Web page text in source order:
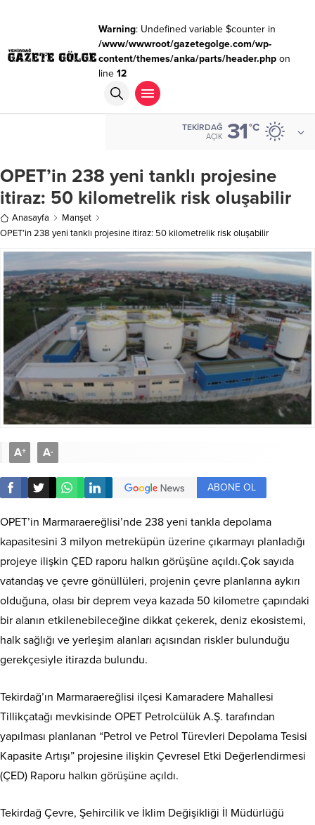
Warning: Undefined variable $counter in
/www/wwwroot/gazetegolge.com/wp-
content/themes/anka/parts/header.phpon
line 12
TEKIRDAĞ
AÇIK 31°C
OPET’in 238 yeni tanklı projesine
itiraz: 50 kilometrelik risk oluşabilir
Anasayfa
Manşet
OPET’in 238 yeni tanklı projesine itiraz: 50 kilometrelik risk oluşabilir
A+ A-
ABONE OL
OPET’in Marmaraereğlisi’nde 238 yeni tankla depolama
kapasitesini 3 milyon metreküpün üzerine çıkarmayı planladığı
projeye ilişkin ÇED raporu halkın görüşüne açıldı.Çok sayıda
vatandaş ve çevre gönüllüleri, projenin çevre planlarına aykırı
olduğuna, olası bir deprem veya kazada 50 kilometre çapındaki
bir alanın etkilenebileceğine dikkat çekerek, deniz ekosistemi,
halk sağlığı ve yerleşim alanları açısından riskler bulunduğu
gerekçesiyle itirazda bulundu.
Tekirdağ’ın Marmaraereğlisi ilçesi Kamaradere Mahallesi
Tillikçatağı mevkisinde OPET Petrolcülük A.Ş. tarafından
yapılması planlanan “Petrol ve Petrol Türevleri Depolama Tesisi
Kapasite Artışı” projesine ilişkin Çevresel Etki Değerlendirmesi
(ÇED) Raporu halkın görüşüne açıldı.
Tekirdağ Çevre, Şehircilik ve İklim Değişikliği İl Müdürlüğü